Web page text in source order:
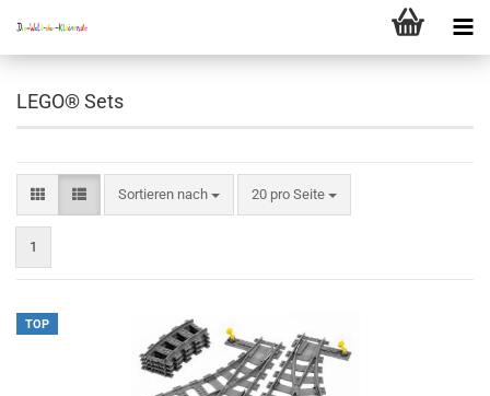
LEGO® Sets
Sortieren nach
Sortieren nach 20 pro Seite
pro Seite
1
TOP